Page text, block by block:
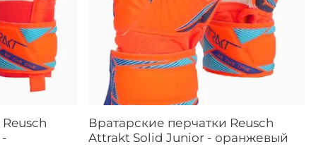
Вратарские перчатки Reusch
Attrakt Solid Junior - оранжевый